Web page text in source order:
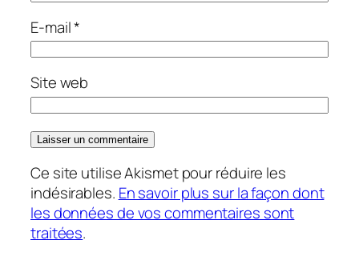
E-mail*
Site web
Ce site utilise Akismet pour réduire les
indésirables. En savoir plus sur la façon dont
les données de vos commentaires sont
traitées.